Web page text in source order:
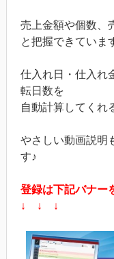
売上金額や個数、
と把握できていま
仕入れ日・仕入れ
転日数を
自動計算してくれ
やさしい動画説明
す♪
登録は下記バナー
↓ ↓ ↓